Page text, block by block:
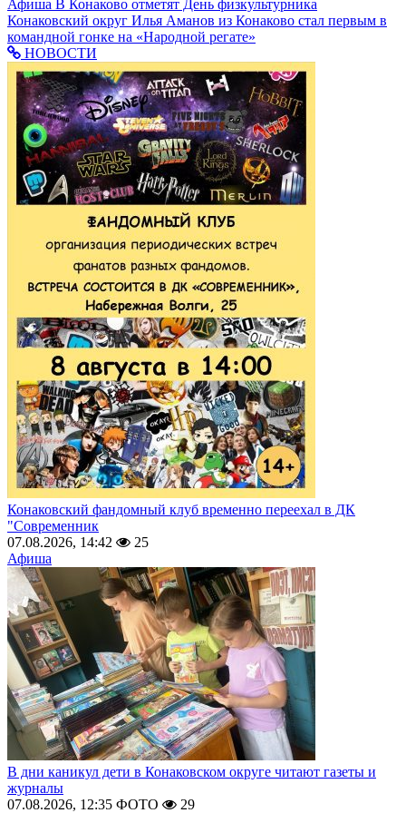
Афиша В Конаково отметят День физкультурника
Конаковский округ Илья Аманов из Конаково стал первым в
командной гонке на «Народной регате»
НОВОСТИ
Конаковский фандомный клуб временно переехал в ДК
"Современник
07.08.2026, 14:42
25
Афиша
В дни каникул дети в Конаковском округе читают газеты и
журналы
07.08.2026, 12:35 ФОТО 29